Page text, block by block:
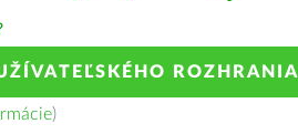
ROZHRANIA
)